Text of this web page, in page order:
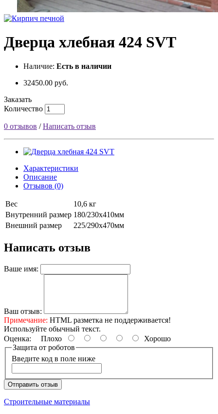
Дверца хлебная 424 SVT
Наличие: Есть в наличии
32450.00 руб.
Заказать
Количество
0 отзывов /Написать отзыв
Характеристики
Описание
Отзывов (0)
Вес
10,6 кг
Внутренний размер 180/230х410мм
Внешний размер
225/290х470мм
Написать отзыв
Ваше имя:
Ваш отзыв:
Примечание: HTML разметка не поддерживается!
Используйте обычный текст.
Оценка: Плохо
Хорошо
Защита от роботов
Введите код в поле ниже
Отправить отзыв
Строительные материалы